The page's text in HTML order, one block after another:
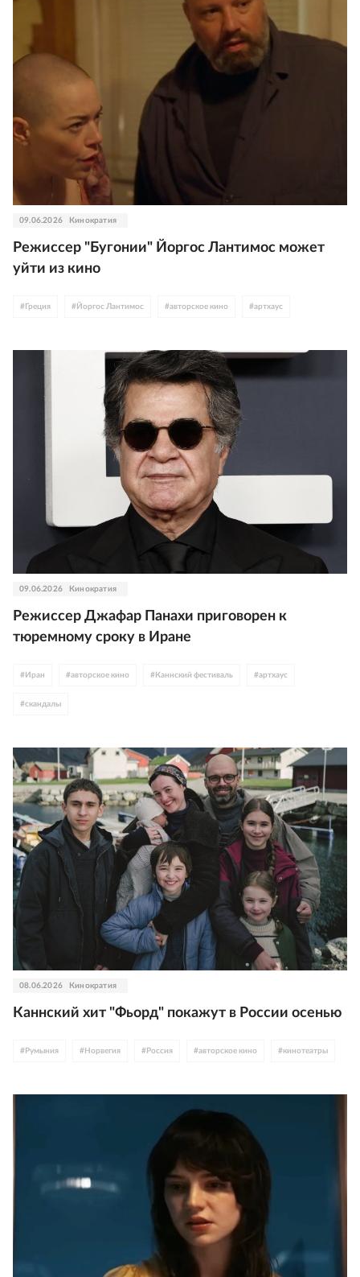
09.06.2026 Кинократия
Режиссер "Бугонии" Йоргос Лантимос может
уйти из кино
# Греция # Йоргос Лантимос #авторское кино #артхаус
09.06.2026 Кинократия
Режиссер Джафар Панахи приговорен к
тюремному сроку в Иране
# Иран #авторское кино # Каннский фестиваль #артхаус
#скандалы
08.06.2026 Кинократия
Каннский хит "Фьорд" покажут в России осенью
# Румыния # Норвегия # Россия #авторское кино #кинотеатры